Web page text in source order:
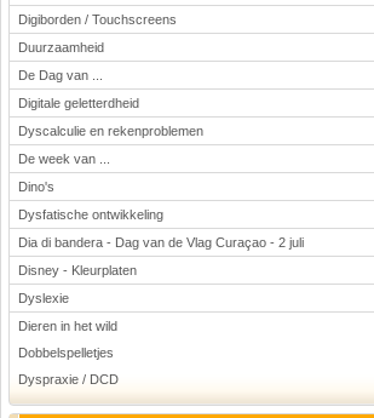
Digiborden / Touchscreens
Duurzaamheid
De Dag van ...
Digitale geletterdheid
Dyscalculie en rekenproblemen
De week van ...
Dino's
Dysfatische ontwikkeling
Dia di bandera - Dag van de Vlag Curaçao - 2 juli
Disney - Kleurplaten
Dyslexie
Dieren in het wild
Dobbelspelletjes
Dyspraxie / DCD